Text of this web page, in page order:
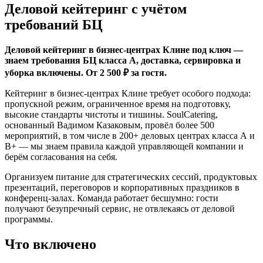
Деловой кейтеринг с учётом
требований БЦ
Деловой кейтеринг в бизнес-центрах Клине под ключ —
знаем требования БЦ класса А, доставка, сервировка и
уборка включены. От 2 500 ₽ за гостя.
Кейтеринг в бизнес-центрах Клине требует особого подхода:
пропускной режим, ограниченное время на подготовку,
высокие стандарты чистоты и тишины. SoulCatering,
основанный Вадимом Казаковым, провёл более 500
мероприятий, в том числе в 200+ деловых центрах класса А и
B+ — мы знаем правила каждой управляющей компании и
берём согласования на себя.
Организуем питание для стратегических сессий, продуктовых
презентаций, переговоров и корпоративных праздников в
конференц-залах. Команда работает бесшумно: гости
получают безупречный сервис, не отвлекаясь от деловой
программы.
Что включено